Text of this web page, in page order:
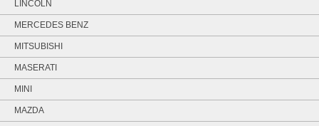
LINCOLN
MERCEDES BENZ
MITSUBISHI
MASERATI
MINI
MAZDA